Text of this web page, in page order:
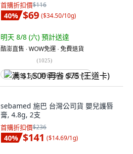
首購折扣價$116
40% $69 ($34.50/10g)
明天 8/8 (六) 預計送達
酷澎直售 ∙ WOW免運 ∙ 免費退貨
(1025)
满 $1,500 再省 $75 (王道卡)
sebamed 施巴 台灣公司貨 嬰兒護唇
膏, 4.8g, 2支
首購折扣價$236
40% $141 ($14.69/1g)